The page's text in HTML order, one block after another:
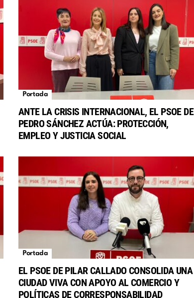
Portada
ANTE LA CRISIS INTERNACIONAL, EL PSOE DE
PEDRO SÁNCHEZ ACTÚA: PROTECCIÓN,
EMPLEO Y JUSTICIA SOCIAL
Portada
EL PSOE DE PILAR CALLADO CONSOLIDA UNA
CIUDAD VIVA CON APOYO AL COMERCIO Y
POLÍTICAS DE CORRESPONSABILIDAD